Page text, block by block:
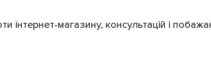
інтернет-магазину, консультацій і